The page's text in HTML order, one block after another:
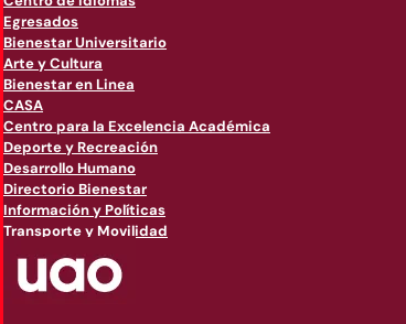
Egresados
Bienestar Universitario
Arte y Cultura
Bienestar en Linea
CASA
Centro para la Excelencia Académica
Deporte y Recreación
Desarrollo Humano
Directorio Bienestar
Información y Políticas
Transporte y Movilidad